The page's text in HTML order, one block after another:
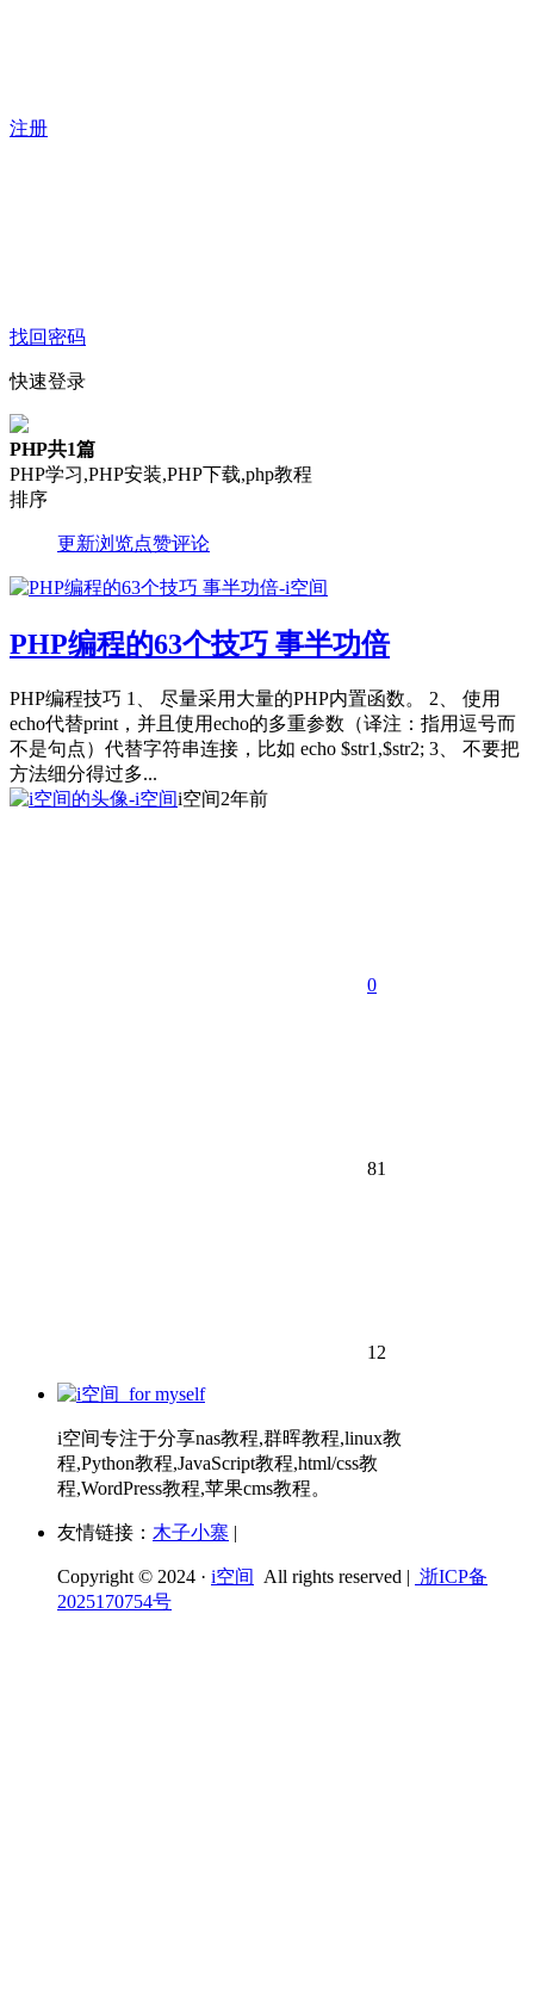
注册
找回密码
快速登录
PHP共1篇
PHP学习,PHP安装,PHP下载,php教程
排序
更新浏览点赞评论
PHP编程的63个技巧 事半功倍
PHP编程技巧 1、 尽量采用大量的PHP内置函数。 2、 使用
echo代替print，并且使用echo的多重参数（译注：指用逗号而
不是句点）代替字符串连接，比如 echo $str1,$str2; 3、 不要把
方法细分得过多...
i空间2年前
0
81
12
i空间专注于分享nas教程,群晖教程,linux教
程,Python教程,JavaScript教程,html/css教
程,WordPress教程,苹果cms教程。
友情链接： 木子小寨 |
Copyright © 2024 · i空间 All rights reserved | 浙ICP备
2025170754号